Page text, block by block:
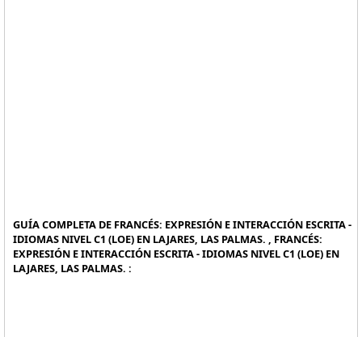
GUÍA COMPLETA DE FRANCÉS: EXPRESIÓN E INTERACCIÓN ESCRITA -
IDIOMAS NIVEL C1 (LOE) EN LAJARES, LAS PALMAS. , FRANCÉS:
EXPRESIÓN E INTERACCIÓN ESCRITA - IDIOMAS NIVEL C1 (LOE) EN
LAJARES, LAS PALMAS. :